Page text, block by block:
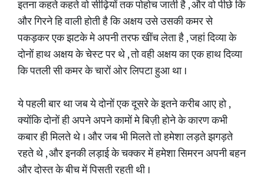
इतना कहते कहते वो सीढ़ियों तक पोहोच जाती है , और वो पीछे कि
और गिरने हि वाली होती है कि अक्षय उसे उसकी कमर से
पकड़कर एक झटके मे अपनी तरफ खींच लेता है , जहां दिव्या के
दोनों हाथ अक्षय के चेस्ट पर थे , तो वही अक्षय का एक हाथ दिव्या
कि पतली सी कमर के चारों ओर लिपटा हुआ था ।
ये पहली बार था जब ये दोनों एक दूसरे के इतने करीब आए हो ,
क्योंकि दोनों ही अपने अपने कामों मे बिज़ी होने के कारण कभी
कबार ही मिलते थे । और जब भी मिलते तो हमेशा लड़ते झगड़ते
रहते थे , और इनकी लड़ाई के चक्कर में हमेशा सिमरन अपनी बहन
और दोस्त के बीच में पिसती रहती थी ।